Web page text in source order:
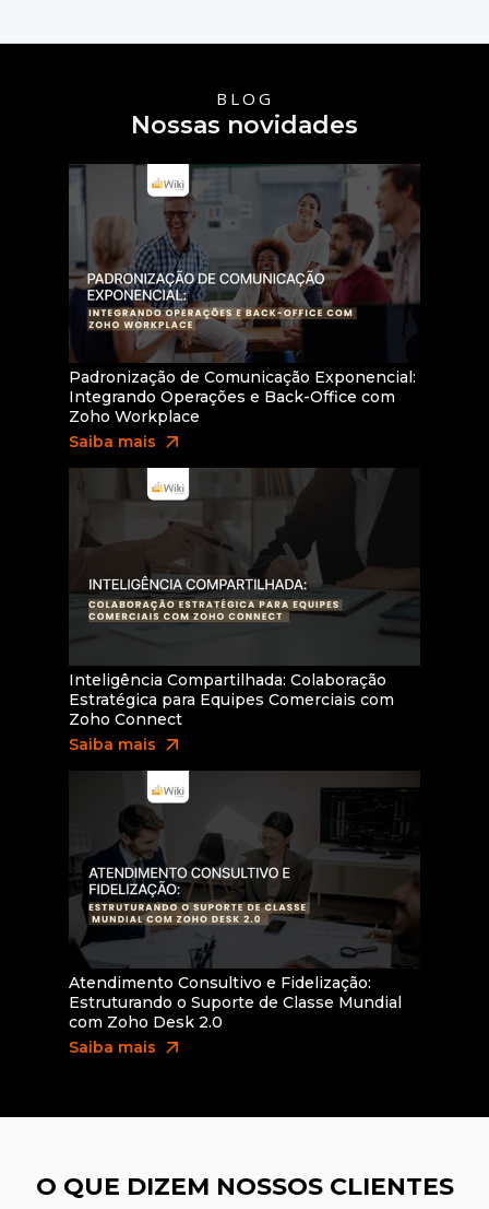
BLOG
Nossas novidades
Padronização de Comunicação Exponencial:
Integrando Operações e Back-Office com
Zoho Workplace
Saiba mais arrow_outward
Inteligência Compartilhada: Colaboração
Estratégica para Equipes Comerciais com
Zoho Connect
Saiba mais arrow_outward
Atendimento Consultivo e Fidelização:
Estruturando o Suporte de Classe Mundial
com Zoho Desk 2.0
Saiba mais arrow_outward
O QUE DIZEM NOSSOS CLIENTES